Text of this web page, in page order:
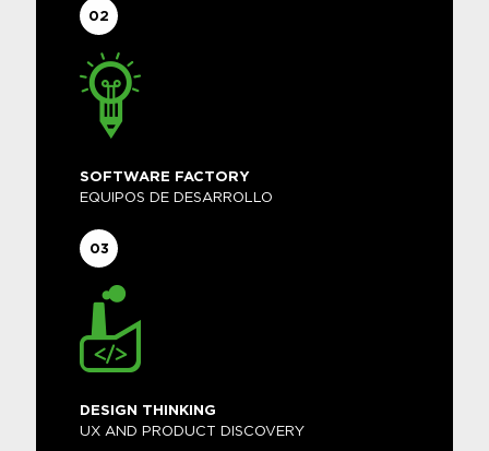
SOFTWARE FACTORY
EQUIPOS DE DESARROLLO
02
DESIGN THINKING
UX AND PRODUCT DISCOVERY
03